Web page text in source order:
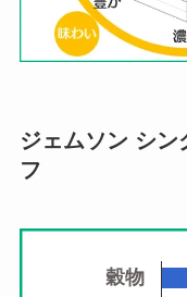
ジェムソン シン
フ
穀物